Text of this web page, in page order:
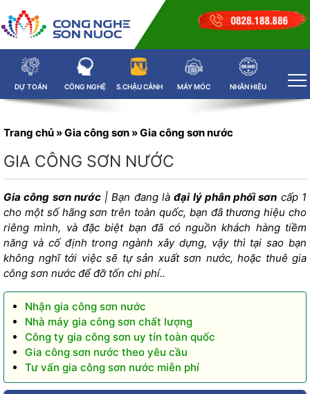
DỰ TOÁN CÔNG NGHỆ S.CHẬU CẢNH MÁY MÓC NHÃN HIỆU
Trang chủ »Gia công sơn »Gia công sơn nước
GIA CÔNG SƠN NƯỚC
Gia công sơnnước| Bạn đang làđại lý phân phối sơn cấp 1
cho một số hãng sơn trên toàn quốc, bạn đã thương hiệu cho
riêng mình, và đặc biệt bạn đã có nguồn khách hàng tiềm
năng và cố định trong ngành xây dựng, vậy thì tại sao bạn
không nghĩ tới việc sẽ tự sản xuất sơn nước, hoặc thuê gia
công sơn nước để đỡ tốn chi phí..
Nhận gia công sơn nước
Nhà máy gia công sơn chất lượng
Công ty gia công sơn uy tín toàn quốc
Gia công sơn nước theo yêu cầu
Tư vấn gia công sơn nước miễn phí